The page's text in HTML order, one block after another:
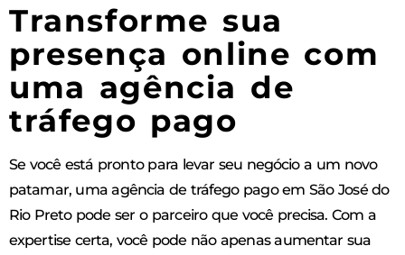
Transforme sua
presença online com
uma agência de
tráfego pago
Se você está pronto para levar seu negócio a um novo
patamar, uma agência de tráfego pago em São José do
Rio Preto pode ser o parceiro que você precisa. Com a
expertise certa, você pode não apenas aumentar sua